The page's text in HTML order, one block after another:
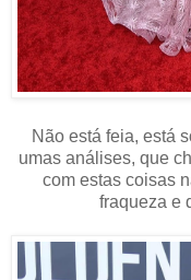
Não está feia, está
umas análises, que
com estas coisas
fraqueza e